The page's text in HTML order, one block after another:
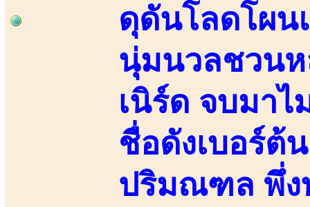
ดุดันโลดโผน
นุ่มนวลชวนห
เนิร์ด จบมา
ชื่อดังเบอร์ต้
ปริมณฑล พึ่ง